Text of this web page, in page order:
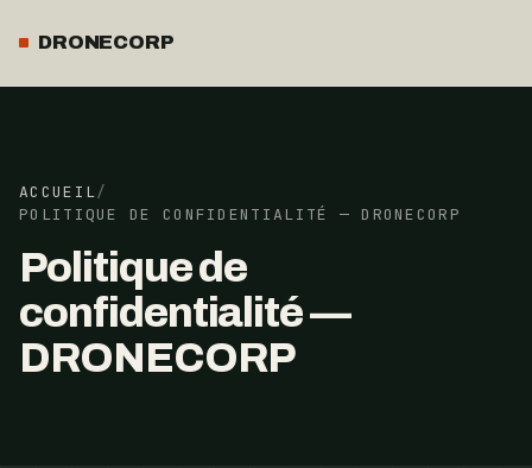
DRONECORP
ACCUEIL/
POLITIQUE DE CONFIDENTIALITÉ — DRONECORP
Politique de
confidentialité —
DRONECORP